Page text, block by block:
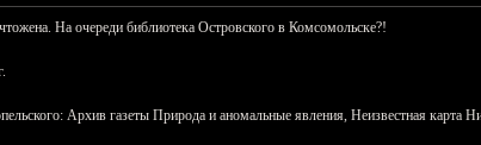
На очереди библиотека Островского в Комсомольске?!
Архив газеты Природа и аномальные явления, Неизвестная карта